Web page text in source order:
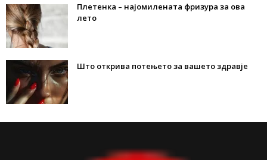
Плетенка – најомилената фризура за ова
лето
Што открива потењето за вашето здравје